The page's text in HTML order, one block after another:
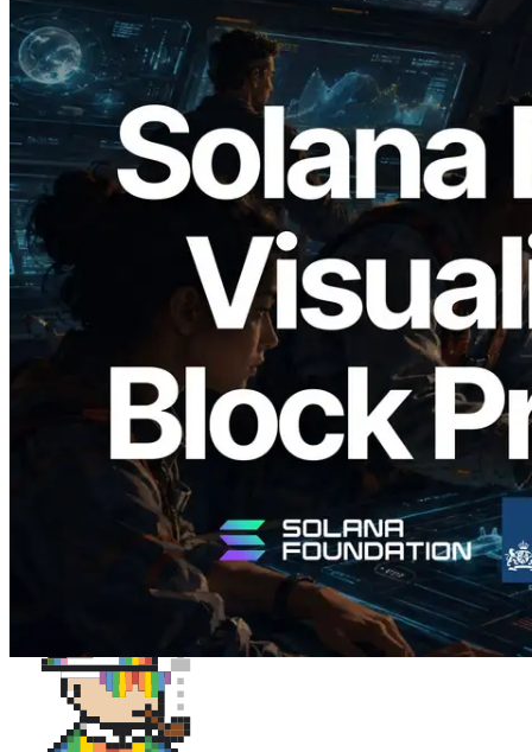
2026.05.24
Validators Solutions veröffentlicht Solana
Block Analyzer – Visualisierung der
Blockproduktionszeit pro Slot und der
zugewiesenen Validatoren
Lesen Sie diesen Artikel